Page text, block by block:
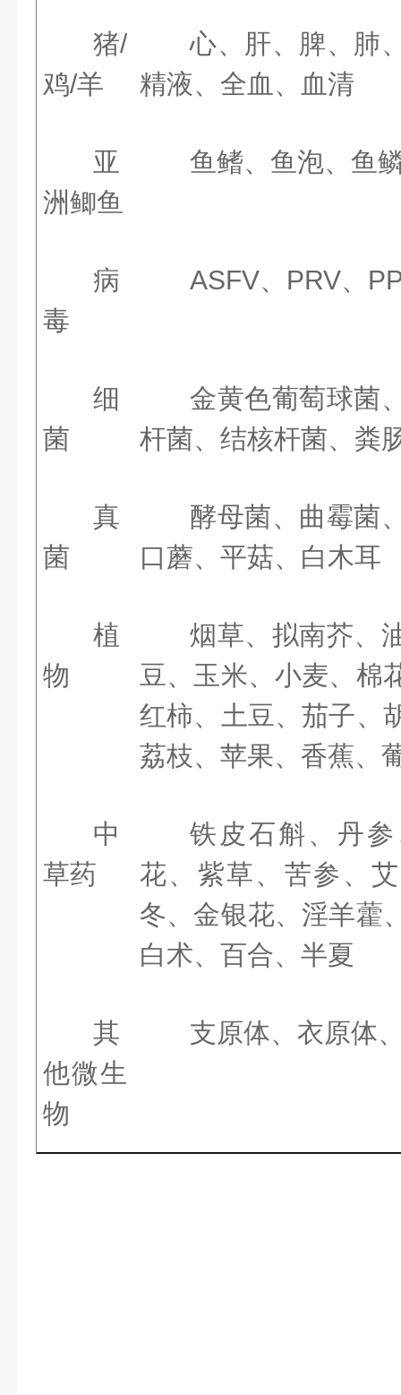
猪/
鸡/羊
心、肝、脾、肺
精液、全血、血清
亚
洲鲫鱼
鱼鳍、鱼泡、鱼
病
毒
ASFV、PRV、
细
菌
金黄色葡萄球菌
杆菌、结核杆菌、粪
真
菌
酵母菌、曲霉菌
口蘑、平菇、白木耳
植
物
烟草、拟南芥、
豆、玉米、小麦、棉
红柿、土豆、茄子、
荔枝、苹果、香蕉、
中
草药
铁皮石斛、丹
花、紫草、苦参、
冬、金银花、淫羊藿
白术、百合、半夏
其
他微生
物
支原体、衣原体